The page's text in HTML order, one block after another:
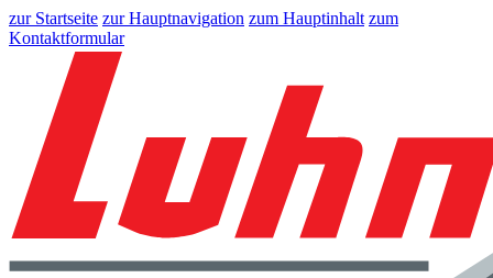
zur Startseite zur Hauptnavigation zum Hauptinhalt zum
Kontaktformular